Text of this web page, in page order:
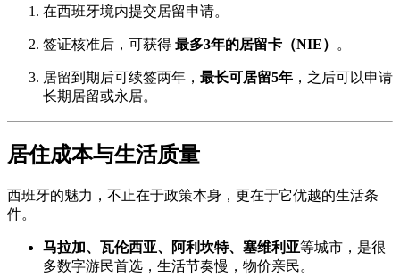
在西班牙境内提交居留申请。
签证核准后，可获得 最多3年的居留卡（NIE） 。
居留到期后可续签两年， 最长可居留5年 ，之后可以申请
长期居留或永居。
居住成本与生活质量
西班牙的魅力，不止在于政策本身，更在于它优越的生活条
件。
马拉加、瓦伦西亚、阿利坎特、塞维利亚等城市，是很
多数字游民首选，生活节奏慢，物价亲民。